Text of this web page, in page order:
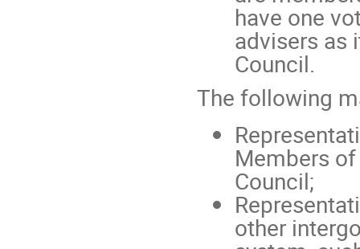
have one
advisers as
Council.
The following
Members
Council;
other